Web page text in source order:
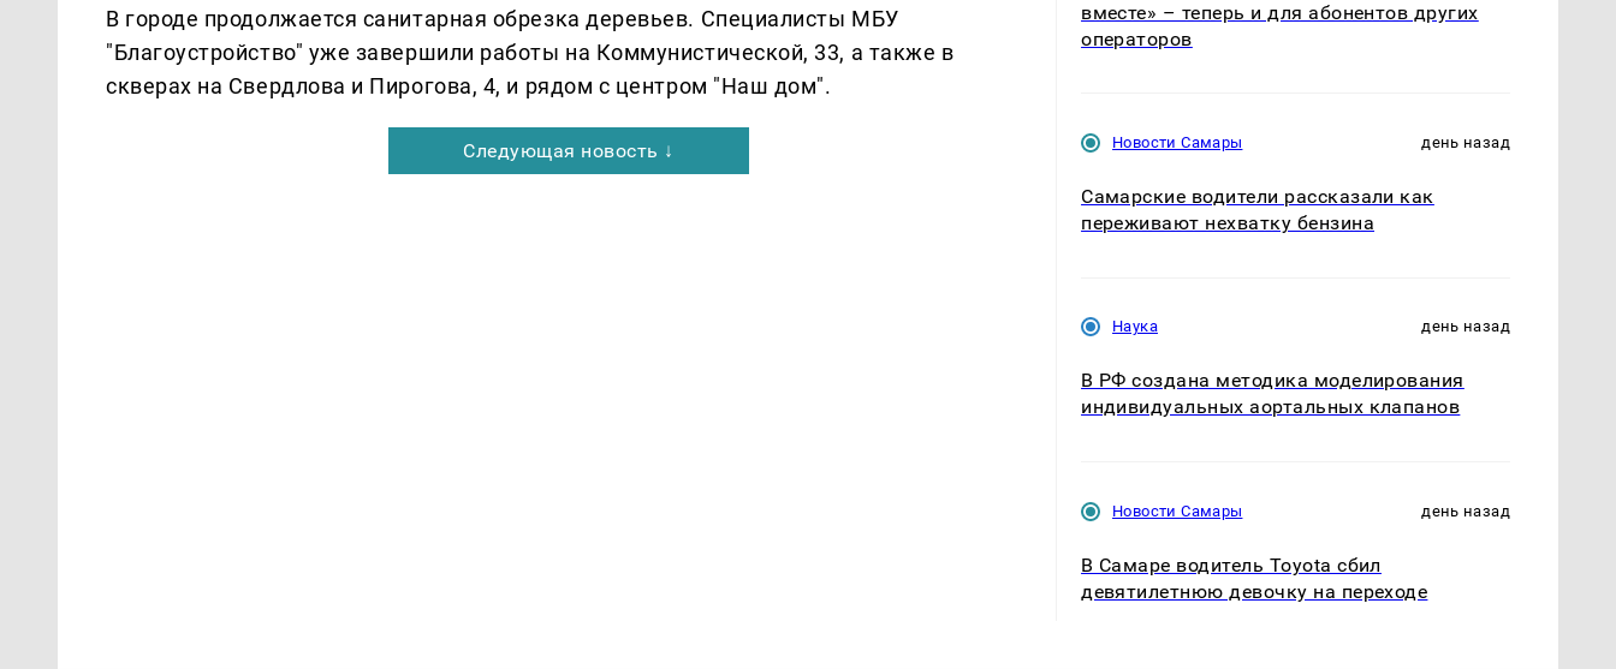
В городе продолжается санитарная обрезка деревьев. Специалисты МБУ
"Благоустройство" уже завершили работы на Коммунистической, 33, а также в
скверах на Свердлова и Пирогова, 4, и рядом с центром "Наш дом".
Следующая новость ↓
вместе» – теперь и для абонентов других
операторов
Новости Самары день назад
Самарские водители рассказали как
переживают нехватку бензина
Наука день назад
В РФ создана методика моделирования
индивидуальных аортальных клапанов
Новости Самары день назад
В Самаре водитель Toyota сбил
девятилетнюю девочку на переходе